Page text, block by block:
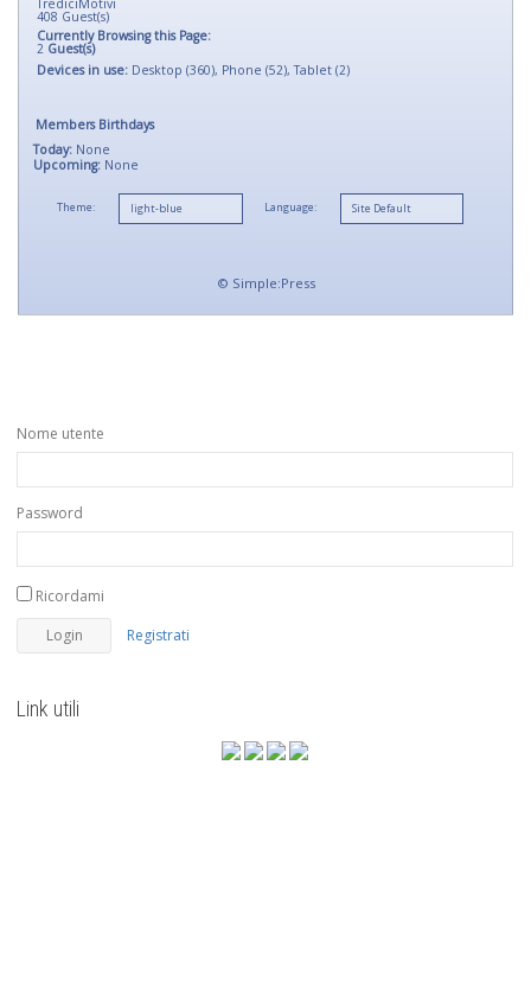
408 Guest(s)
Currently Browsing this Page:
2 Guest(s)
Devices in use: Desktop (360), Phone (52), Tablet (2)
Members Birthdays
Today: None
Upcoming: None
Theme: Language:
© Simple:Press
Nome utente
Password
Ricordami
Registrati
Link utili